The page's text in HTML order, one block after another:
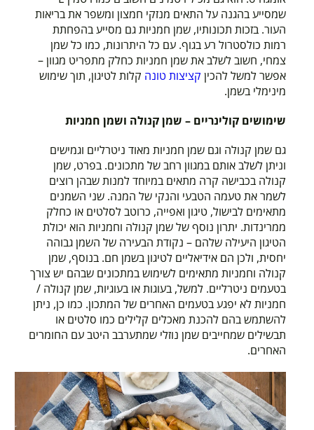
שמסייע בהגנה על התאים מנזקי חמצון ומשפר את בריאות
העור. בזכות תכונותיו, שמן חמניות גם מסייע בהפחתת
רמות כולסטרול רע בגוף. עם כל היתרונות, כמו כל שמן
צמחי, חשוב לשלב את שמן חמניות כחלק מתפריט מגוון –
אפשר למשל להכין קציצות טונה קלות לטיגון, תוך שימוש
מינימלי בשמן.
שימושים קולינריים – שמן קנולה ושמן חמניות
גם שמן קנולה וגם שמן חמניות מאוד ניטרליים וגמישים
וניתן לשלב אותם במגוון רחב של מתכונים. בפרט, שמן
קנולה בכבישה קרה מתאים במיוחד למנות שבהן רוצים
לשמר את טעמה הטבעי והנקי של המנה. שני השמנים
מתאימים לבישול, טיגון ואפייה, כרוטב לסלטים או כחלק
ממרינדות. יתרון נוסף של שמן קנולה וחמניות הוא יכולת
הטיגון היעילה שלהם – נקודת הבעירה של השמן גבוהה
יחסית, ולכן הם אידיאליים לטיגון בשמן חם. בנוסף, שמן
קנולה וחמניות מתאימים לשימוש במתכונים שבהם יש צורך
בטעמים ניטרליים. למשל, בעוגות או בעוגיות, שמן קנולה /
חמניות לא יפגע בטעמים האחרים של המתכון. כמו כן, ניתן
להשתמש בהם להכנת מאכלים קלילים כמו סלטים או
תבשילים שמחייבים שמן נוזלי שמתערבב היטב עם החומרים
האחרים.